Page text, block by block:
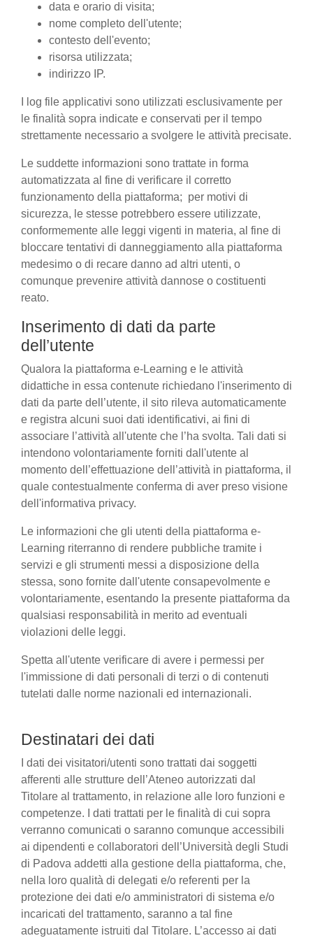
data e orario di visita;
nome completo dell'utente;
contesto dell'evento;
risorsa utilizzata;
indirizzo IP.
I log file applicativi sono utilizzati esclusivamente per
le finalità sopra indicate e conservati per il tempo
strettamente necessario a svolgere le attività precisate.
Le suddette informazioni sono trattate in forma
automatizzata al fine di verificare il corretto
funzionamento della piattaforma; per motivi di
sicurezza, le stesse potrebbero essere utilizzate,
conformemente alle leggi vigenti in materia, al fine di
bloccare tentativi di danneggiamento alla piattaforma
medesimo o di recare danno ad altri utenti, o
comunque prevenire attività dannose o costituenti
reato.
Inserimento di dati da parte
dell’utente
Qualora la piattaforma e-Learning e le attività
didattiche in essa contenute richiedano l'inserimento di
dati da parte dell’utente, il sito rileva automaticamente
e registra alcuni suoi dati identificativi, ai fini di
associare l’attività all'utente che l’ha svolta. Tali dati si
intendono volontariamente forniti dall'utente al
momento dell’effettuazione dell’attività in piattaforma, il
quale contestualmente conferma di aver preso visione
dell'informativa privacy.
Le informazioni che gli utenti della piattaforma e-
Learning riterranno di rendere pubbliche tramite i
servizi e gli strumenti messi a disposizione della
stessa, sono fornite dall'utente consapevolmente e
volontariamente, esentando la presente piattaforma da
qualsiasi responsabilità in merito ad eventuali
violazioni delle leggi.
Spetta all'utente verificare di avere i permessi per
l'immissione di dati personali di terzi o di contenuti
tutelati dalle norme nazionali ed internazionali.
Destinatari dei dati
I dati dei visitatori/utenti sono trattati dai soggetti
afferenti alle strutture dell’Ateneo autorizzati dal
Titolare al trattamento, in relazione alle loro funzioni e
competenze. I dati trattati per le finalità di cui sopra
verranno comunicati o saranno comunque accessibili
ai dipendenti e collaboratori dell’Università degli Studi
di Padova addetti alla gestione della piattaforma, che,
nella loro qualità di delegati e/o referenti per la
protezione dei dati e/o amministratori di sistema e/o
incaricati del trattamento, saranno a tal fine
adeguatamente istruiti dal Titolare. L’accesso ai dati